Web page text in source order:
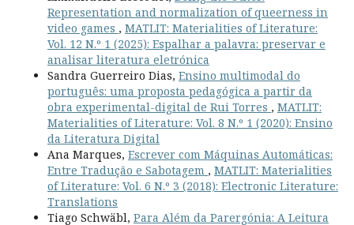
Representation and normalization of queerness in
video games , MATLIT: Materialities of Literature:
Vol. 12 N.º 1 (2025): Espalhar a palavra: preservar e
analisar literatura eletrónica
Sandra Guerreiro Dias, Ensino multimodal do
português: uma proposta pedagógica a partir da
obra experimental-digital de Rui Torres , MATLIT:
Materialities of Literature: Vol. 8 N.º 1 (2020): Ensino
da Literatura Digital
Ana Marques, Escrever com Máquinas Automáticas:
Entre Tradução e Sabotagem , MATLIT: Materialities
of Literature: Vol. 6 N.º 3 (2018): Electronic Literature:
Translations
Tiago Schwäbl, Para Além da Parergónia: A Leitura